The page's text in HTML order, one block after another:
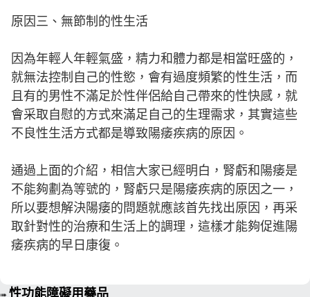
原因三、無節制的性生活
因為年輕人年輕氣盛，精力和體力都是相當旺盛的，
就無法控制自己的性慾，會有過度頻繁的性生活，而
且有的男性不滿足於性伴侶給自己帶來的性快感，就
會采取自慰的方式來滿足自己的生理需求，其實這些
不良性生活方式都是導致陽痿疾病的原因。
通過上面的介紹，相信大家已經明白，腎虧和陽痿是
不能夠劃為等號的，腎虧只是陽痿疾病的原因之一，
所以要想解決陽痿的問題就應該首先找出原因，再采
取針對性的治療和生活上的調理，這樣才能夠促進陽
痿疾病的早日康復。
➠ 性功能障礙用藥品